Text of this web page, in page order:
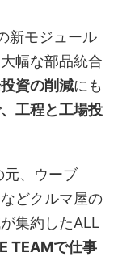
新モジュール
幅な部品統合
資の削減にも
工程と工場投
元、ウーブ
どクルマ屋の
集約したALL
TEAMで仕事